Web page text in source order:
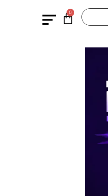
0